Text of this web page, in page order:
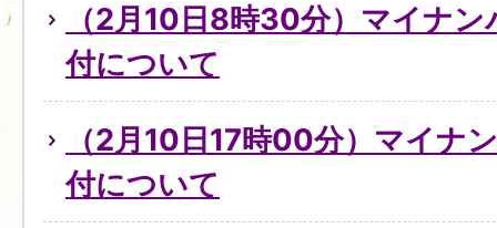
（2月10日8時30分）マイナ
付について
（2月10日17時00分）マイナ
付について